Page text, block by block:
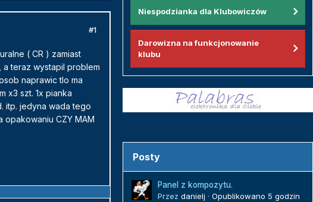
#1
( CR ) zamiast
teraz wystapil problem
naprawic tlo ma
x3 szt. 1x pianka
itp. jedyna wada tego
CZY MAM
Niespodzianka dla Klubowiczów
Darowizna na funkcjonowanie
klubu
Posty
Panel z kompozytu.
Przez danielj · Opublikowano 5 godzin